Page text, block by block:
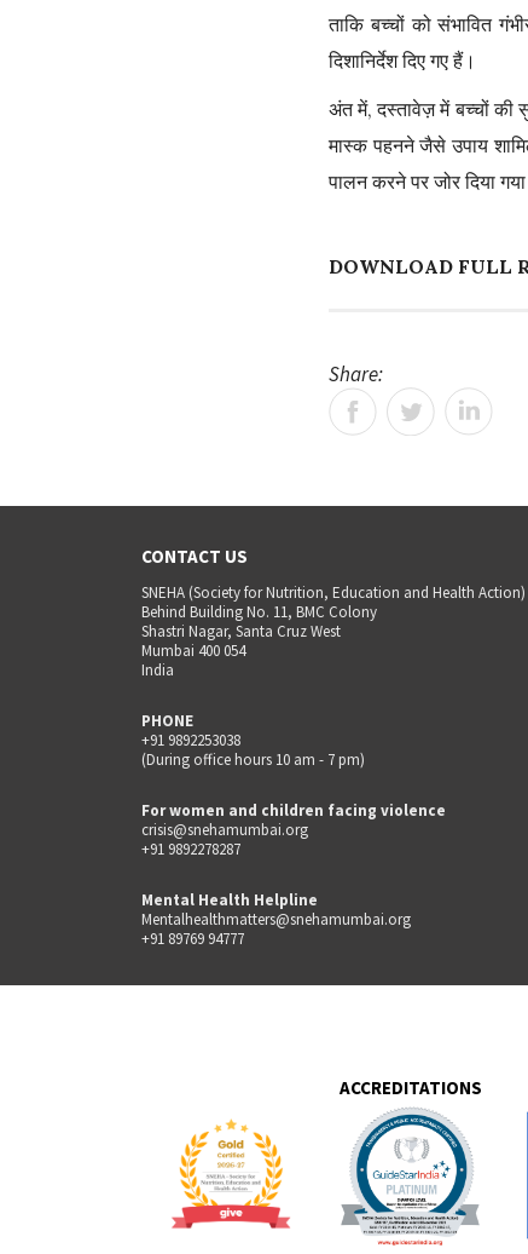
ताकि बच्चों को संभावित
दिशानिर्देश दिए गए हैं।
अंत में, दस्तावेज़ में बच्चों की
मास्क पहनने जैसे उपाय
पालन करने पर जोर दिया
DOWNLOAD FULL
Share:
CONTACT US
SNEHA (Society for Nutrition, Education and Health Action)
Behind Building No. 11, BMC Colony
Shastri Nagar, Santa Cruz West
Mumbai 400 054
India
PHONE
+91 9892253038
(During office hours 10 am - 7 pm)
For women and children facing violence
crisis@snehamumbai.org
+91 9892278287
Mental Health Helpline
Mentalhealthmatters@snehamumbai.org
+91 89769 94777
ACCREDITATIONS